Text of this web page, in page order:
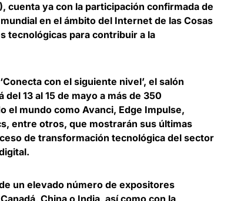
cuenta ya con la participación confirmada de
en el ámbito del Internet de las Cosas
tecnológicas para contribuir a la
con el siguiente nivel’, el salón
13 al 15 de mayo a más de 350
mundo como Avanci, Edge Impulse,
entre otros, que mostrarán sus últimas
de transformación tecnológica del sector
un elevado número de expositores